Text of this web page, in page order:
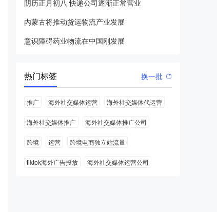
阴历正月初八 快递公司逐渐正常营业
内蒙古将推动货运物流产业发展
意识障碍药业物流在中国刚发展
热门标签 换一批
推广 海外社交媒体运营 海外社交媒体代运营
海外社交媒体推广 海外社交媒体推广公司
跨境 运营 跨境电商独立站流量
tiktok海外广告投放 海外社交媒体运营公司